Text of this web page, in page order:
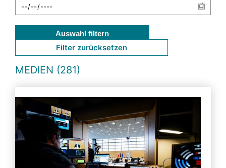
Auswahl filtern
Filter zurücksetzen
MEDIEN (281)